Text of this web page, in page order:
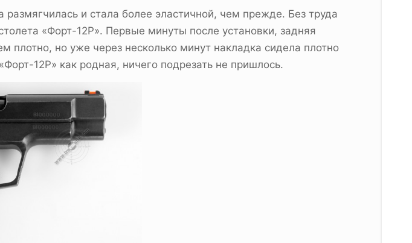
и стала более эластичной, чем прежде. Без труда
«Форт-12Р». Первые минуты после установки, задняя
плотно, но уже через несколько минут накладка сидела плотно
12Р» как родная, ничего подрезать не пришлось.